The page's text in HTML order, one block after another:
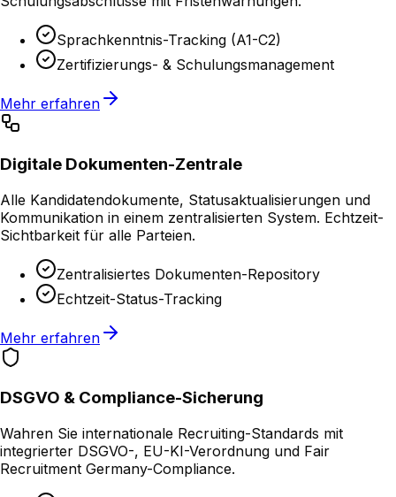
Sprachkenntnis-Tracking (A1-C2)
Zertifizierungs- & Schulungsmanagement
Mehr erfahren
Digitale Dokumenten-Zentrale
Alle Kandidatendokumente, Statusaktualisierungen und
Kommunikation in einem zentralisierten System. Echtzeit-
Sichtbarkeit für alle Parteien.
Zentralisiertes Dokumenten-Repository
Echtzeit-Status-Tracking
Mehr erfahren
DSGVO & Compliance-Sicherung
Wahren Sie internationale Recruiting-Standards mit
integrierter DSGVO-, EU-KI-Verordnung und Fair
Recruitment Germany-Compliance.